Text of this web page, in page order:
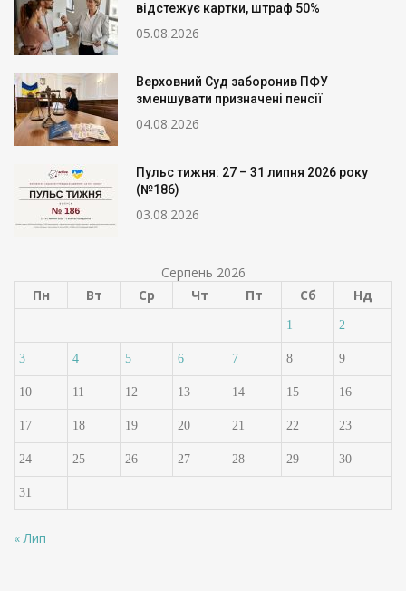
відстежує картки, штраф 50%
05.08.2026
Верховний Суд заборонив ПФУ
зменшувати призначені пенсії
04.08.2026
Пульс тижня: 27 – 31 липня 2026 року
(№186)
03.08.2026
Серпень 2026
Пн
Вт Ср Чт Пт Сб Нд
1 2
3 4 5 6 7 8 9
10 11 12 13 14 15 16
17 18 19 20 21 22 23
24 25 26 27 28 29 30
31
« Лип